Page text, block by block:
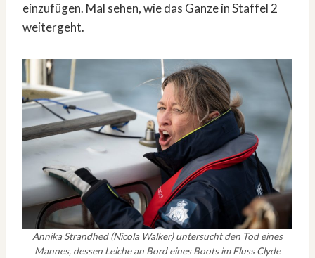
einzufügen. Mal sehen, wie das Ganze in Staffel 2
weitergeht.
Annika Strandhed (Nicola Walker) untersucht den Tod eines
Mannes, dessen Leiche an Bord eines Boots im Fluss Clyde